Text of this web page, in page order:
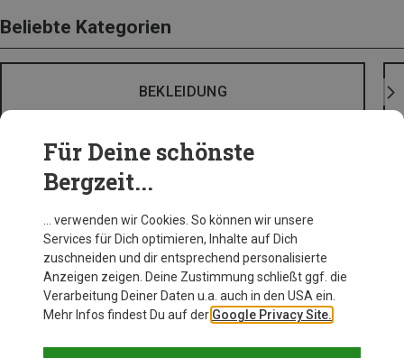
Beliebte Kategorien
BEKLEIDUNG
Für Deine schönste
Bergzeit...
… verwenden wir Cookies. So können wir unsere
Services für Dich optimieren, Inhalte auf Dich
zuschneiden und dir entsprechend personalisierte
Anzeigen zeigen. Deine Zustimmung schließt ggf. die
Verarbeitung Deiner Daten u.a. auch in den USA ein.
Mehr Infos findest Du auf der Google Privacy Site.